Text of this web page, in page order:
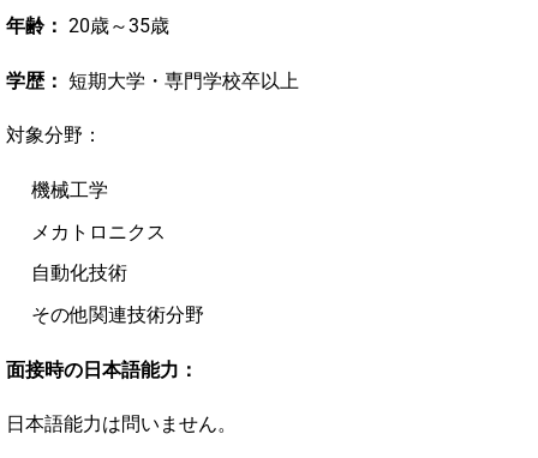
年齢： 20歳～35歳
学歴： 短期大学・専門学校卒以上
対象分野：
機械工学
メカトロニクス
自動化技術
その他関連技術分野
面接時の日本語能力：
日本語能力は問いません。